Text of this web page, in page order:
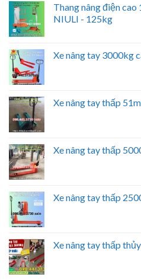
Thang nâng điện
NIULI - 125kg
Xe nâng tay 3000kg
Xe nâng tay thấp
Xe nâng tay thấp
Xe nâng tay thấp
Xe nâng tay thấp